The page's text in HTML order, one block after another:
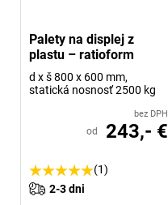
Palety na displej z
plastu – ratioform
d x š 800 x 600 mm,
statická nosnosť 2500 kg
bez DPH
od 243,- €
(1)
2-3 dni